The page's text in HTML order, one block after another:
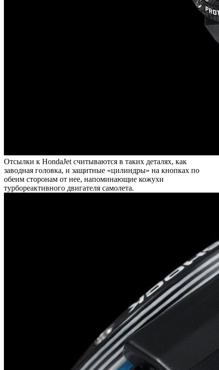
Отсылки к HondaJet считываются в таких деталях, как
заводная головка, и защитные «цилиндры» на кнопках по
обеим сторонам от нее, напоминающие кожухи
турбореактивного двигателя самолета.